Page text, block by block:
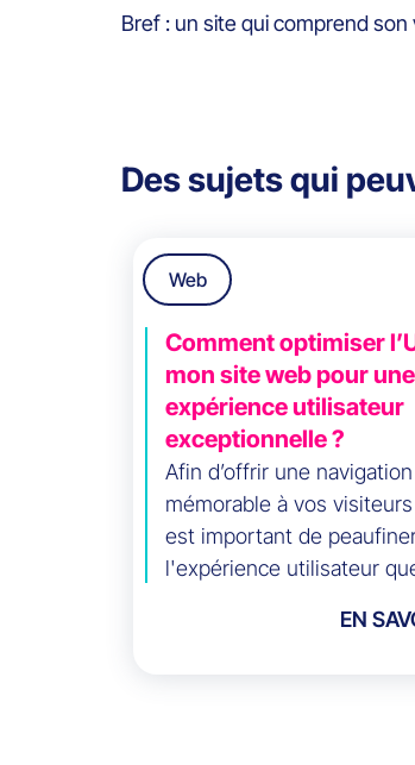
Bref : un site qui comprend son
Des sujets qui
Web
Comment optimiser
mon site web pour une
expérience utilisateur
exceptionnelle ?
Afin d’offrir une navigation
mémorable à vos
est important de
l'expérience utilisateur
EN